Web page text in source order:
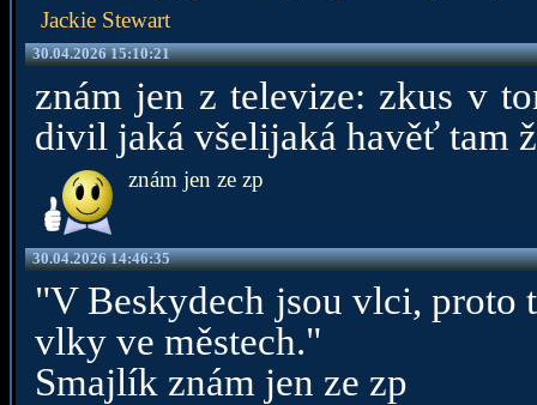
Jackie Stewart
30.04.2026 15:10:21
znám jen z televize: zkus v
divil jaká všelijaká havěť tam
znám jen ze zp
30.04.2026 14:46:35
"V Beskydech jsou vlci, proto
vlky ve městech."
Smajlík znám jen ze zp